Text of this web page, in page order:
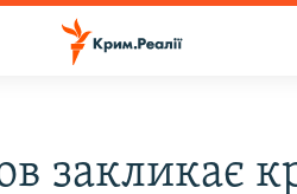
закликає